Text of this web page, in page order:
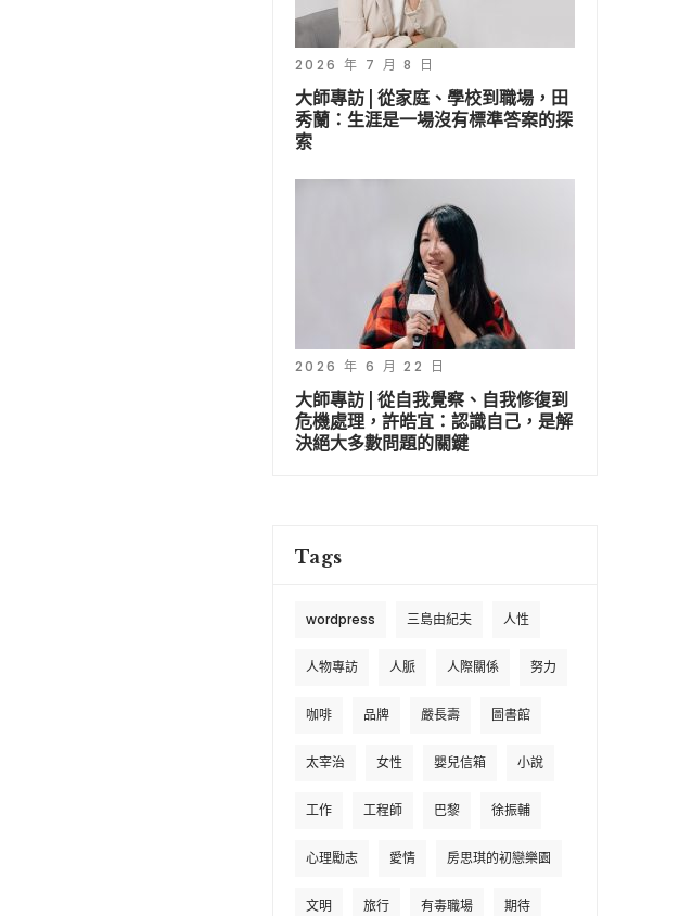
2026 年 7 月 8 日
大師專訪 | 從家庭、學校到職場，田
秀蘭：生涯是一場沒有標準答案的探
索
2026 年 6 月 22 日
大師專訪 | 從自我覺察、自我修復到
危機處理，許皓宜：認識自己，是解
決絕大多數問題的關鍵
Tags
wordpress 三島由紀夫 人性
人物專訪 人脈 人際關係 努力
咖啡 品牌 嚴長壽 圖書館
太宰治 女性 嬰兒信箱 小說
工作 工程師 巴黎 徐振輔
心理勵志 愛情 房思琪的初戀樂園
文明 旅行 有毒職場 期待